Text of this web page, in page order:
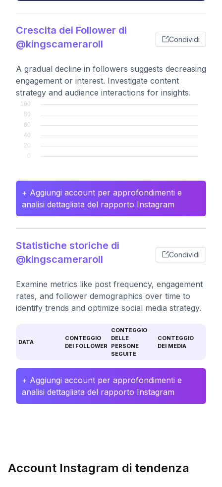
Crescita dei Follower di
@kingscameraroll
Condividi
A gradual decline in followers suggests decreasing
engagement or interest. Investigate content
strategy and audience interactions for insights.
+ Aggiungi account per approfondimenti e
analisi dettagliata del rapporto Instagram
Statistiche storiche di
@kingscameraroll
Condividi
Examine metrics like post frequency, engagement
rates, and follower demographics over time to
identify trends and optimize social media strategy.
DATA
CONTEGGIO
DEI FOLLOWER
CONTEGGIO
DELLE
PERSONE
SEGUITE
CONTEGGIO
DEI MEDIA
+ Aggiungi account per approfondimenti e
analisi dettagliata del rapporto Instagram
Account Instagram di tendenza